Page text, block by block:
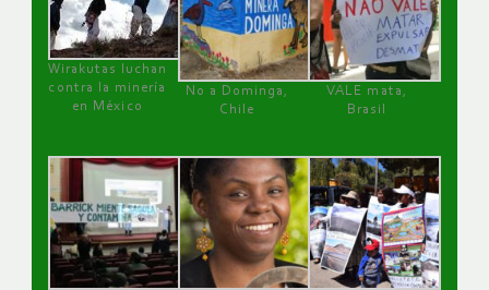
Wirakutas luchan
contra la minería
en México
No a Dominga,
Chile
VALE mata,
Brasil